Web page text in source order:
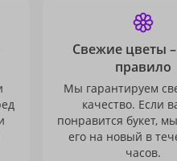
Свежие цветы
правило
Мы гарантируем
качество. Если
понравится букет,
его на новый в
часов.